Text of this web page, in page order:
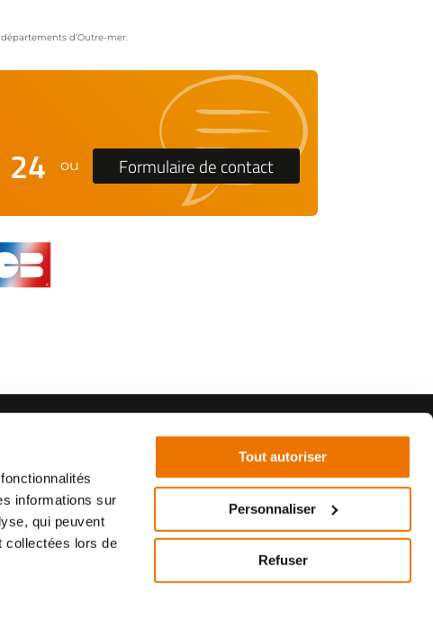
informations sur
qui peuvent
collectées lors de
Tout autoriser
Personnaliser
Refuser
d’Outre-mer.
24 ou Formulaire de contact
©2021 - SurplusMotos - Réalisation : datasolution.fr